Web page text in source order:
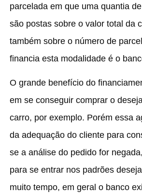
parcelada em que uma quantia
são postas sobre o valor total da
também sobre o número de
financia esta modalidade é o
O grande benefício do
em se conseguir comprar o
carro, por exemplo. Porém essa
da adequação do cliente para
se a análise do pedido for
para se entrar nos padrões
muito tempo, em geral o banco